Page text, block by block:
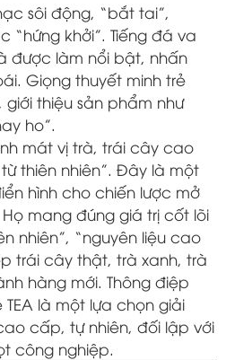
sôi động, “bắt tai”,
“hứng khởi”. Tiếng đá va
được làm nổi bật, nhấn
Giọng thuyết minh trẻ
thiệu sản phẩm như
ho”.
mát vị trà, trái cây cao
thiên nhiên”. Đây là một
hình cho chiến lược mở
mang đúng giá trị cốt lõi
nhiên”, “nguyên liệu cao
trái cây thật, trà xanh, trà
hàng mới. Thông điệp
TEA là một lựa chọn giải
cấp, tự nhiên, đối lập với
công nghiệp.